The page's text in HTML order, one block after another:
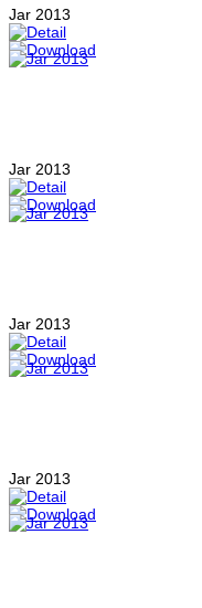
Jar 2013
Jar 2013
Jar 2013
Jar 2013